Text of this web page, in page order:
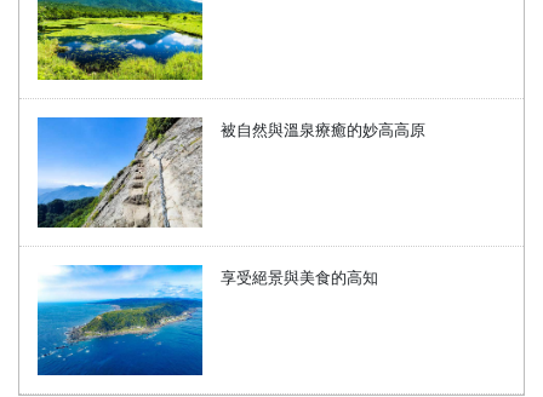
被自然與溫泉療癒的妙高高原
享受絕景與美食的高知